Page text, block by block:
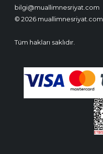
bilgi@muallimnesriyat.com
© 2026 muallimnesriyat.com
Tüm hakları saklıdır.